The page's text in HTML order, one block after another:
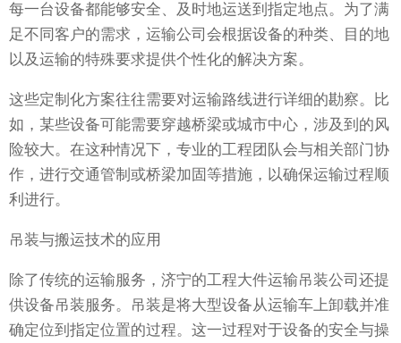
每一台设备都能够安全、及时地运送到指定地点。为了满
足不同客户的需求，运输公司会根据设备的种类、目的地
以及运输的特殊要求提供个性化的解决方案。
这些定制化方案往往需要对运输路线进行详细的勘察。比
如，某些设备可能需要穿越桥梁或城市中心，涉及到的风
险较大。在这种情况下，专业的工程团队会与相关部门协
作，进行交通管制或桥梁加固等措施，以确保运输过程顺
利进行。
吊装与搬运技术的应用
除了传统的运输服务，济宁的工程大件运输吊装公司还提
供设备吊装服务。吊装是将大型设备从运输车上卸载并准
确定位到指定位置的过程。这一过程对于设备的安全与操